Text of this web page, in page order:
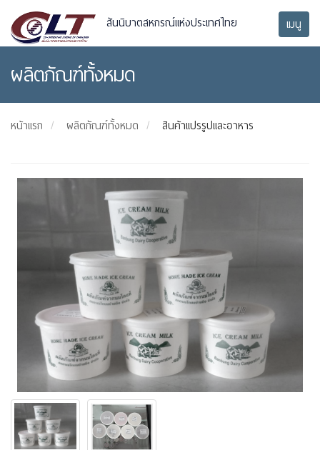
สันนิบาตสหกรณ์แห่งประเทศไทย เมนู
ผลิตภัณฑ์ทั้งหมด
หน้าแรก ผลิตภัณฑ์ทั้งหมด สินค้าแปรรูปและอาหาร